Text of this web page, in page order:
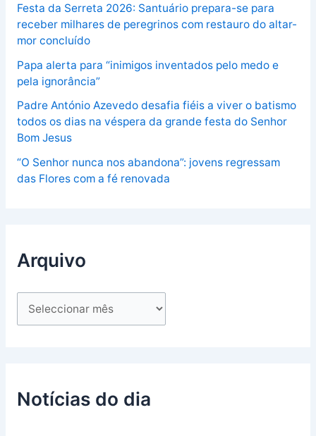
Festa da Serreta 2026: Santuário prepara-se para
receber milhares de peregrinos com restauro do altar-
mor concluído
Papa alerta para “inimigos inventados pelo medo e
pela ignorância”
Padre António Azevedo desafia fiéis a viver o batismo
todos os dias na véspera da grande festa do Senhor
Bom Jesus
“O Senhor nunca nos abandona”: jovens regressam
das Flores com a fé renovada
Arquivo
Notícias do dia